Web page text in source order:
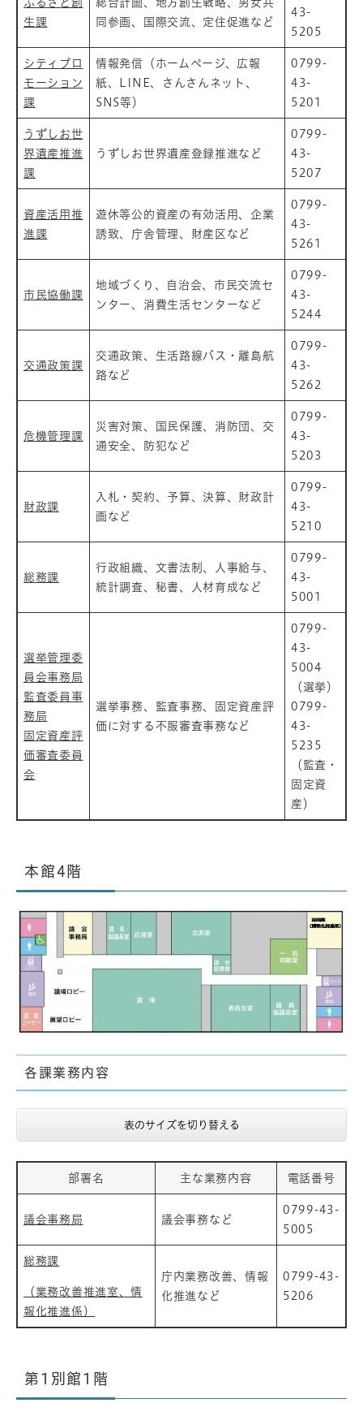
生課
同参画、国際交流、定住促進など
43-
5205
シティプロ
モーション
課
情報発信（ホームページ、広報
紙、LINE、さんさんネット、
SNS等）
0799-
43-
5201
うずしお世
界遺産推進
課
うずしお世界遺産登録推進など
0799-
43-
5207
資産活用推
進課
遊休等公的資産の有効活用、企業
誘致、庁舎管理、財産区など
0799-
43-
5261
市民協働課
地域づくり、自治会、市民交流セ
ンター、消費生活センターなど
0799-
43-
5244
交通政策課
交通政策、生活路線バス・離島航
路など
0799-
43-
5262
危機管理課
災害対策、国民保護、消防団、交
通安全、防犯など
0799-
43-
5203
財政課
入札・契約、予算、決算、財政計
画など
0799-
43-
5210
総務課
行政組織、文書法制、人事給与、
統計調査、秘書、人材育成など
0799-
43-
5001
選挙管理委
員会事務局
監査委員事
務局
固定資産評
価審査委員
会
選挙事務、監査事務、固定資産評
価に対する不服審査事務など
0799-
43-
5004
（選挙）
0799-
43-
5235
（監査・
固定資
産）
本館4階
各課業務内容
表のサイズを切り替える
部署名 主な業務内容 電話番号
議会事務局 議会事務など
0799-43-
5005
総務課
（業務改善推進室、情
報化推進係）
庁内業務改善、情報
化推進など
0799-43-
5206
第1別館1階